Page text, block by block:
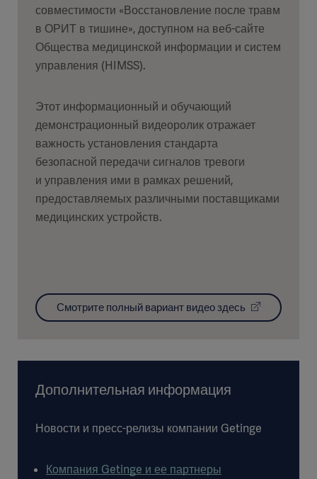
совместимости «Восстановление после травм
в ОРИТ в тишине», доступном на веб-сайте
Общества медицинской информации и систем
управления (HIMSS).
Этот информационный и обучающий
демонстрационный видеоролик отражает
важность установления стандарта
безопасной передачи сигналов тревоги
и управления ими в рамках решений,
предоставляемых различными поставщиками
медицинских устройств.
Смотрите полный вариант видео здесь
Дополнительная информация
Новости и пресс-релизы компании Getinge
Компания Getinge и ее партнеры